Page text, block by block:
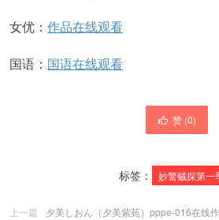
女优： 作品在线观看
国语： 国语在线观看
赞 (0)
标签： 妙警贼探第一
上一篇
夕美しおん（夕美紫苑）pppe-016在线